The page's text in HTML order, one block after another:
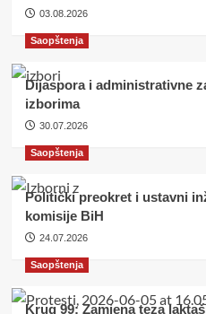
03.08.2026
Saopštenja
Dijaspora i administrativne
izborima
30.07.2026
Saopštenja
Politički preokret i ustavni
komisije BiH
24.07.2026
Saopštenja
Krug 99: Zamjena teza